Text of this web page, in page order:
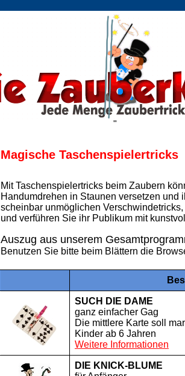
"
Magische Taschenspielertricks
Mit Taschenspielertricks beim Zaubern
Handumdrehen in Staunen versetzen
scheinbar unmöglichen
und verführen Sie ihr Publikum mit
Auszug aus unserem
Benutzen Sie bitte beim Blättern die
SUCH DIE DAME
ganz einfacher Gag
Die mittlere Karte soll
Kinder ab 6 Jahren
Weitere Informationen
DIE KNICK-BLUME